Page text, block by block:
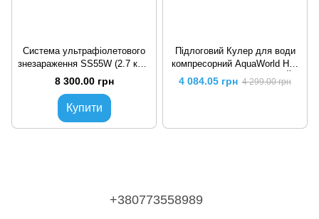
Система ультрафіолетового
знезараження SS55W (2.7 куб/
г. підкл 3/4')
8 300.00 грн
Купити
Підлоговий Кулер для води
компресорний AquaWorld HC-
98L Black УЦІНКА НОВИЙ
(C0000001503)
4 084.05 грн 4 299.00 грн
+380773558989